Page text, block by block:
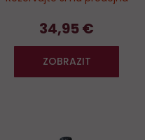
34,95 €
ZOBRAZIT